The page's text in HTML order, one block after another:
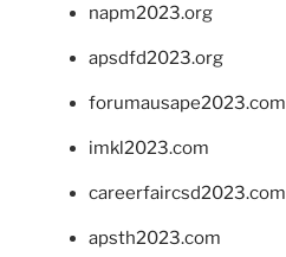
napm2023.org
apsdfd2023.org
forumausape2023.com
imkl2023.com
careerfaircsd2023.com
apsth2023.com